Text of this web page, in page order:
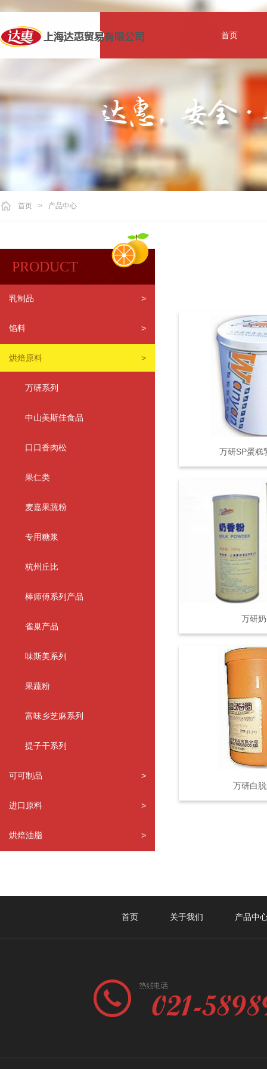
首页
首页 > 产品中心
PRODUCT
乳制品 >
馅料 >
烘焙原料 >
万研系列
中山美斯佳食品
口口香肉松
果仁类
麦嘉果蔬粉
专用糖浆
杭州丘比
棒师傅系列产品
雀巢产品
味斯美系列
果蔬粉
富味乡芝麻系列
提子干系列
可可制品 >
进口原料 >
烘焙油脂 >
万研SP蛋糕
万研
万研白
首页 关于我们 产品中